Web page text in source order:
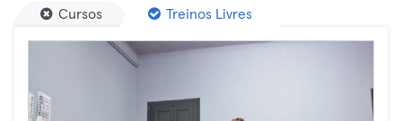
Cursos Treinos Livres